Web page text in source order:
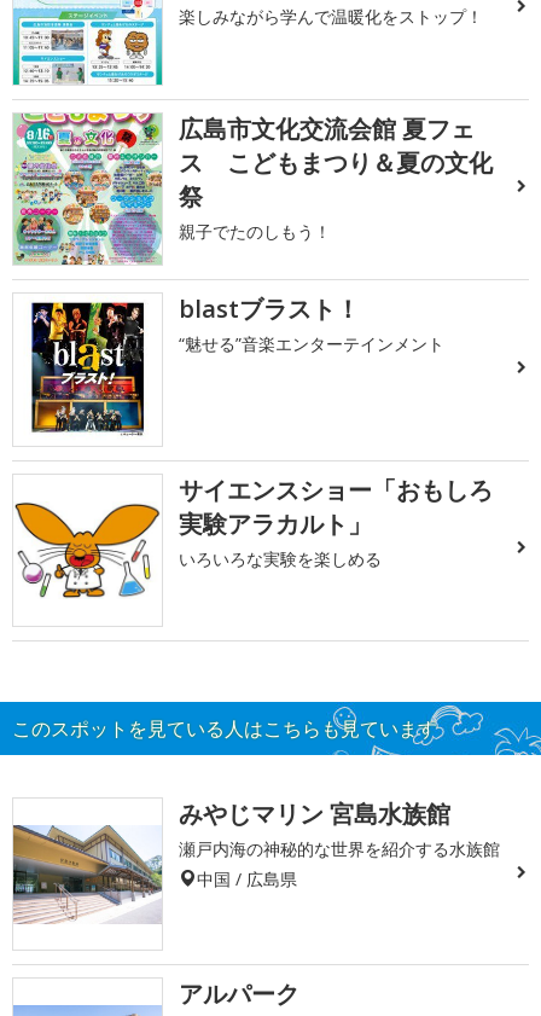
楽しみながら学んで温暖化をストップ！
広島市文化交流会館 夏フェ
ス こどもまつり＆夏の文化
祭
親子でたのしもう！
blastブラスト！
“魅せる”音楽エンターテインメント
サイエンスショー「おもしろ
実験アラカルト」
いろいろな実験を楽しめる
このスポットを見ている人はこちらも見ています
みやじマリン 宮島水族館
瀬戸内海の神秘的な世界を紹介する水族館
中国 / 広島県
アルパーク